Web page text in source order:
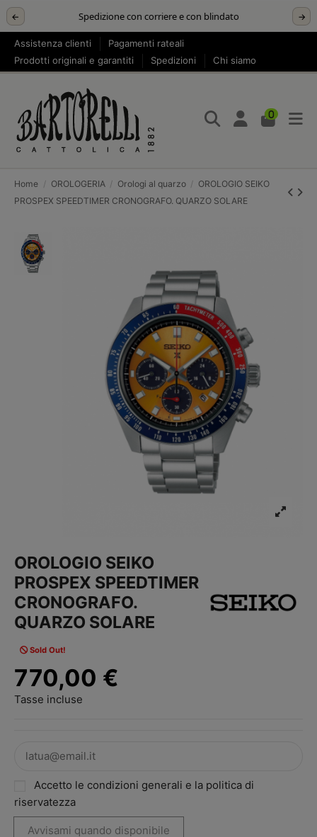
← Spedizione con corriere e con blindato →
Assistenza clienti
Pagamenti rateali
Prodotti originali e garantiti
Spedizioni Chi siamo
0
Home OROLOGERIA Orologi al quarzo
OROLOGIO SEIKO
PROSPEX SPEEDTIMER CRONOGRAFO. QUARZO SOLARE
OROLOGIO SEIKO
PROSPEX SPEEDTIMER
CRONOGRAFO.
QUARZO SOLARE
Sold Out!
770,00 €
Tasse incluse
Accetto le condizioni generali e la politica di
riservatezza